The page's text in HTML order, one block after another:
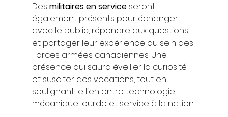
Des militaires en service seront
également présents pour échanger
avec le public, répondre aux questions,
et partager leur expérience au sein des
Forces armées canadiennes. Une
présence qui saura éveiller la curiosité
et susciter des vocations, tout en
soulignant le lien entre technologie,
mécanique lourde et service à la nation.